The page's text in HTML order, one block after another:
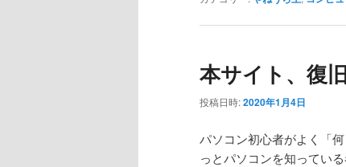
本サイト、復
投稿日時:2020年1月4日
パソコン初心者がよく「
っとパソコンを知ってい